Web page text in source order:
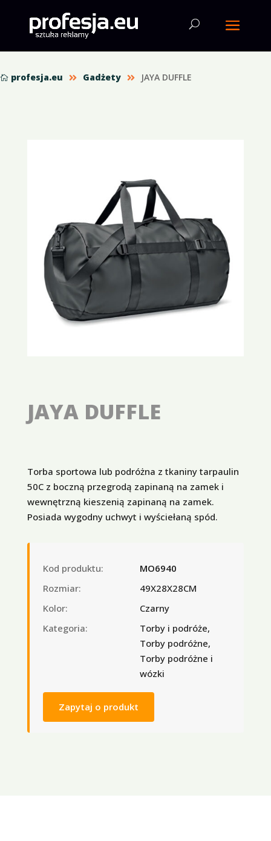
 profesja.eu  Gadżety  JAYA DUFFLE
JAYA DUFFLE
Torba sportowa lub podróżna z tkaniny tarpaulin
50C z boczną przegrodą zapinaną na zamek i
wewnętrzną kieszenią zapinaną na zamek.
Posiada wygodny uchwyt i wyściełaną spód.
Kod produktu:
MO6940
Rozmiar:
49X28X28CM
Kolor:
Czarny
Kategoria:
Torby i podróże,
Torby podróżne,
Torby podróżne i
wózki
Zapytaj o produkt